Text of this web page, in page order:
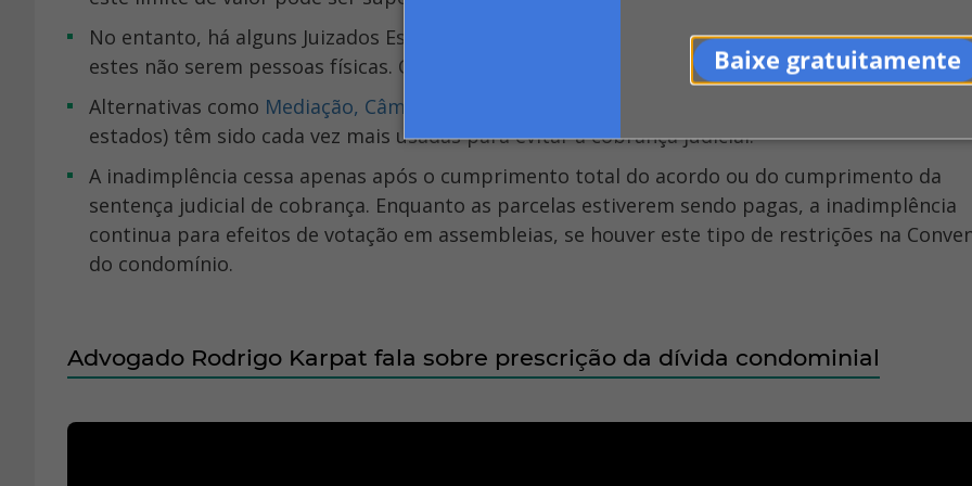
Baixe gratuitamente
No entanto, há alguns Juizados Especiais que não aceitam causas propostas por condomínios, por
estes não serem pessoas físicas. Consulte o
da sua cidade ou região.
Alternativas como Mediação, Câmaras de Arbitragem
estados) têm sido cada vez mais usadas para evitar a cobrança judicial.
A inadimplência cessa apenas após o cumprimento total do acordo ou do cumprimento da
sentença judicial de cobrança. Enquanto as parcelas estiverem sendo pagas, a inadimplência
continua para efeitos de votação em assembleias, se houver este tipo de restrições na
do condomínio.
Advogado Rodrigo Karpat fala sobre prescrição da dívida condominial